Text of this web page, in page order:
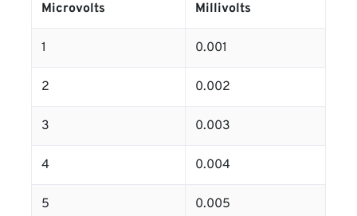
Microvolts Millivolts
1 0.001
2 0.002
3 0.003
4 0.004
5 0.005